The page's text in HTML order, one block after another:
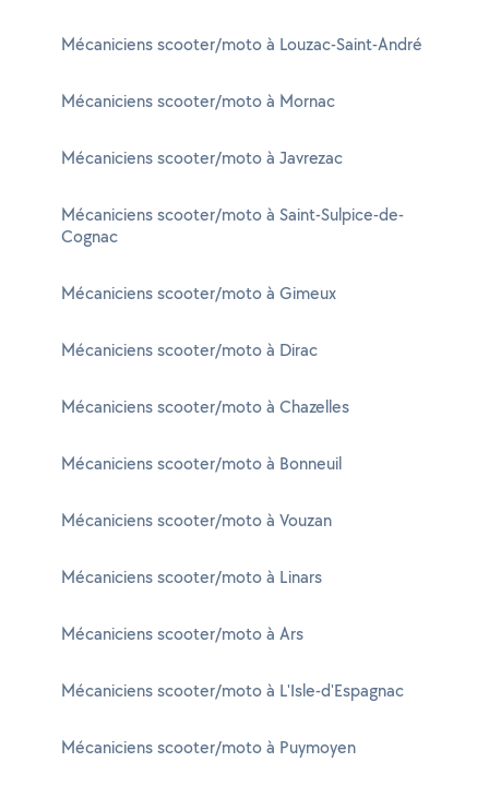
Mécaniciens scooter/moto à Louzac-Saint-André
Mécaniciens scooter/moto à Mornac
Mécaniciens scooter/moto à Javrezac
Mécaniciens scooter/moto à Saint-Sulpice-de-
Cognac
Mécaniciens scooter/moto à Gimeux
Mécaniciens scooter/moto à Dirac
Mécaniciens scooter/moto à Chazelles
Mécaniciens scooter/moto à Bonneuil
Mécaniciens scooter/moto à Vouzan
Mécaniciens scooter/moto à Linars
Mécaniciens scooter/moto à Ars
Mécaniciens scooter/moto à L'Isle-d'Espagnac
Mécaniciens scooter/moto à Puymoyen